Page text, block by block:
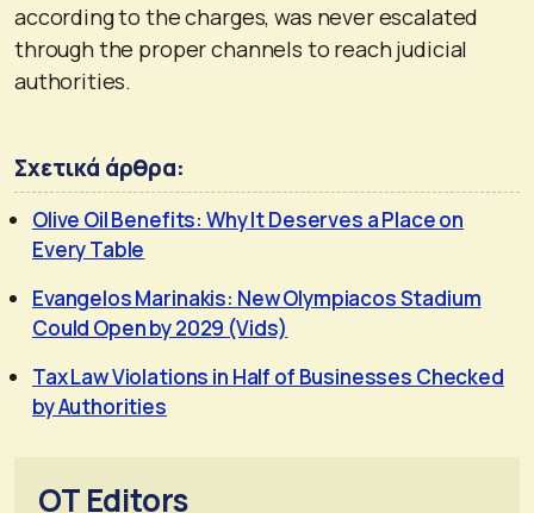
according to the charges, was never escalated
through the proper channels to reach judicial
authorities.
Σχετικά άρθρα:
Olive Oil Benefits: Why It Deserves a Place on
Every Table
Evangelos Marinakis: New Olympiacos Stadium
Could Open by 2029 (Vids)
Tax Law Violations in Half of Businesses Checked
by Authorities
OT Editors